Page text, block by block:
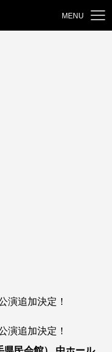
MENU
演追加決定！
演追加決定！